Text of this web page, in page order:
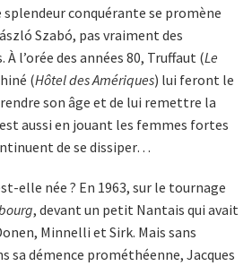
conquérante se promène
Szabó, pas vraiment des
l’orée des années 80, Truffaut (Le
(Hôtel des Amériques) lui feront le
son âge et de lui remettre la
aussi en jouant les femmes fortes
de se dissiper…
elle née ? En 1963, sur le tournage
, devant un petit Nantais qui avait
Minnelli et Sirk. Mais sans
sa démence prométhéenne, Jacques